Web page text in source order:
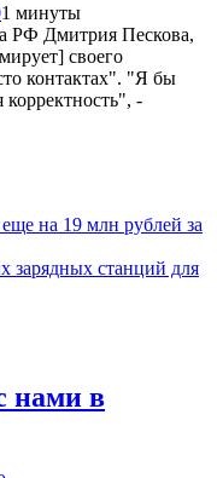
1 минуты
РФ Дмитрия Пескова,
своего
контактах". "Я бы
корректность", -
на 19 млн рублей за
зарядных станций для
нами в